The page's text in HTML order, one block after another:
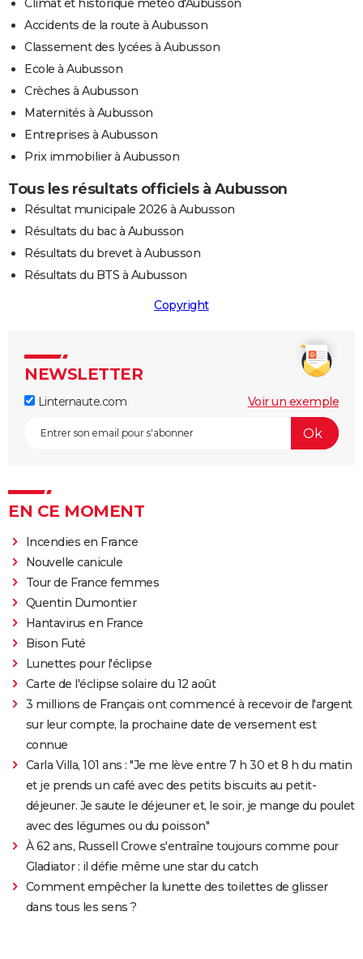
Climat et historique météo d'Aubusson
Accidents de la route à Aubusson
Classement des lycées à Aubusson
Ecole à Aubusson
Crèches à Aubusson
Maternités à Aubusson
Entreprises à Aubusson
Prix immobilier à Aubusson
Tous les résultats officiels à Aubusson
Résultat municipale 2026 à Aubusson
Résultats du bac à Aubusson
Résultats du brevet à Aubusson
Résultats du BTS à Aubusson
Copyright
NEWSLETTER
Linternaute.com Voir un exemple
EN CE MOMENT
Incendies en France
Nouvelle canicule
Tour de France femmes
Quentin Dumontier
Hantavirus en France
Bison Futé
Lunettes pour l'éclipse
Carte de l'éclipse solaire du 12 août
3 millions de Français ont commencé à recevoir de l'argent
sur leur compte, la prochaine date de versement est
connue
Carla Villa, 101 ans : "Je me lève entre 7 h 30 et 8 h du matin
et je prends un café avec des petits biscuits au petit-
déjeuner. Je saute le déjeuner et, le soir, je mange du poulet
avec des légumes ou du poisson"
À 62 ans, Russell Crowe s'entraîne toujours comme pour
Gladiator : il défie même une star du catch
Comment empêcher la lunette des toilettes de glisser
dans tous les sens ?